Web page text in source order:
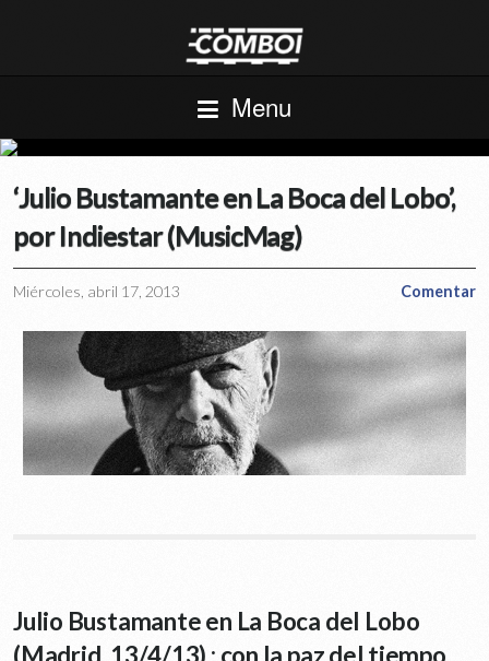
Menu
‘Julio Bustamante en La Boca del Lobo’,
por Indiestar (MusicMag)
Miércoles, abril 17, 2013 Comentar
Julio Bustamante en La Boca del Lobo
(Madrid, 13/4/13) : con la paz del tiempo